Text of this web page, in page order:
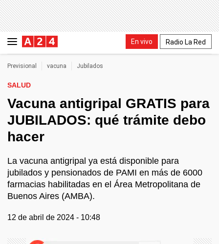
En vivo Radio La Red
Previsional vacuna Jubilados
SALUD
Vacuna antigripal GRATIS para
JUBILADOS: qué trámite debo
hacer
La vacuna antigripal ya está disponible para
jubilados y pensionados de PAMI en más de 6000
farmacias habilitadas en el Área Metropolitana de
Buenos Aires (AMBA).
12 de abril de 2024 - 10:48